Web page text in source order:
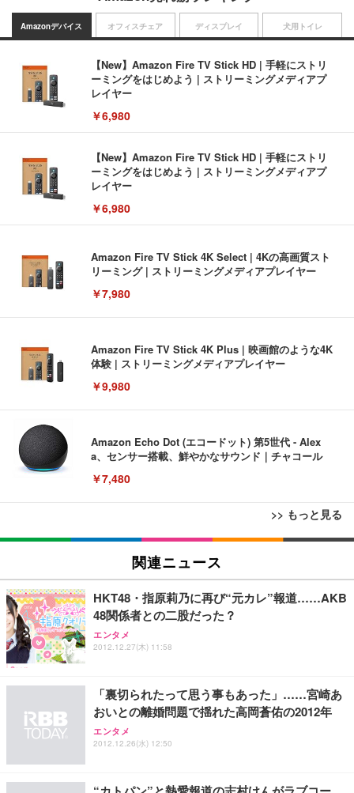
Amazonデバイス
【New】Amazon Fire TV Stick HD | 手軽にストリ
ーミングをはじめよう | ストリーミングメディアプ
レイヤー
￥6,980
【New】Amazon Fire TV Stick HD | 手軽にストリ
ーミングをはじめよう | ストリーミングメディアプ
レイヤー
￥6,980
Amazon Fire TV Stick 4K Select | 4Kの高画質スト
リーミング | ストリーミングメディアプレイヤー
￥7,980
Amazon Fire TV Stick 4K Plus | 映画館のような4K
体験 | ストリーミングメディアプレイヤー
￥9,980
Amazon Echo Dot (エコードット) 第5世代 - Alex
a、センサー搭載、鮮やかなサウンド｜チャコール
￥7,480
>> もっと見る
オフィスチェア
[EdoErgo] オフィスチェア 椅子 テレワーク 疲れな
い 跳ね上げ式アームレスト コンパクト 約105度ロッ
キング pc 事務椅子 360度回転 座面昇降 強化ナイロ
(黒網+黒枠+黒足)
￥5,699
SIHOO B100 オフィスチェア／デスクチェア メッシ
Sezlife オフィスチェア デスクチェア 疲れない テレ
ワーク チェア 強化バックレスト 30度ロッキング機
ョン PCチェア 通気性メッシュ ゲーミング/勉強/事
ディスプレイ
EIZO ビジネス向けプレミアムモニター | FlexScan
EV3240X-WT | 31.5型4K UHD・USB Type-C・ホワ
￥105,595
EIZO ビジネス向けプレミアムモニター | FlexScan
EV2740X-WT | 27.0型4K UHD・USB Type-C・ホワ
￥109,572
【純正品】27"ゲーミングモニター DualSense 充電
フック付き（CFI-ZDM1J）
犬用トイレ
Amazonベーシック ペットシーツ 薄型 レギュラー 1
回使い捨て 無香料 ホワイト 300枚
Amazonベーシック ペットシーツ 厚型 ワイド 42枚
ネオ・ルーライフ ネオ・オムツ L 中型犬用 26枚入
関連ニュース
HKT48・指原莉乃に再び“元カレ”報道……AKB
48関係者との二股だった？
エンタメ
2012.12.27(木) 11:58
「裏切られたって思う事もあった」……宮崎あ
おいとの離婚問題で揺れた高岡蒼佑の2012年
エンタメ
2012.12.26(水) 12:50